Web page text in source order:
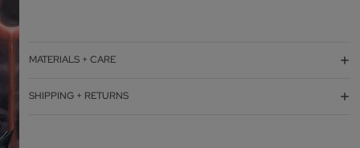
MATERIALS + CARE
SHIPPING + RETURNS